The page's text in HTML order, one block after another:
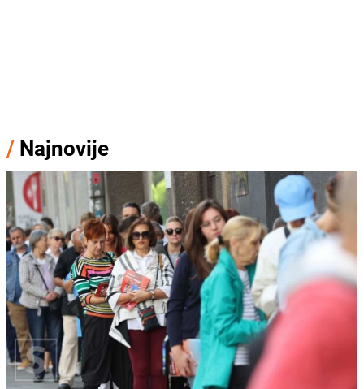
/ Najnovije